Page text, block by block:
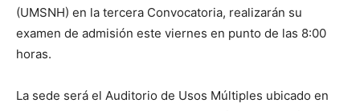
(UMSNH) en la tercera Convocatoria, realizarán su
examen de admisión este viernes en punto de las 8:00
horas.
La sede será el Auditorio de Usos Múltiples ubicado en